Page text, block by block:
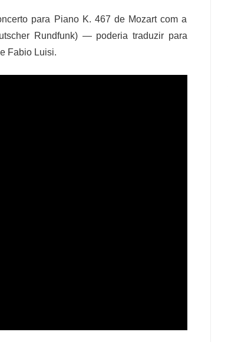
para Piano K. 467 de Mozart com a
Rundfunk) — poderia traduzir para
Fabio Luisi.